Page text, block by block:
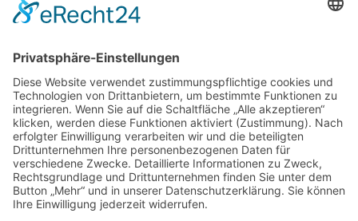
Bautechnischer Brandschutz
Trockenbauarbeiten
Sicherheitstechnik im Trockenbau
Raumgestaltung
Innendekoration und Stoffe
Sonnenschutzsysteme